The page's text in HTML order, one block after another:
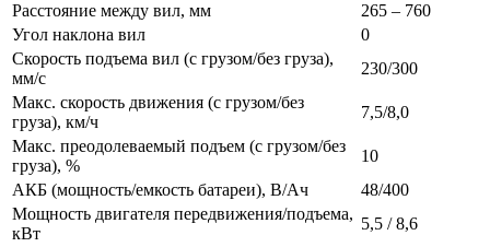
Расстояние между вил, мм
265 – 760
Угол наклона вил
0
Скорость подъема вил (с грузом/без груза),
мм/с
230/300
Макс. скорость движения (с грузом/без
груза), км/ч
7,5/8,0
Макс. преодолеваемый подъем (с грузом/без
груза), %
10
АКБ (мощность/емкость батареи), В/Ач
48/400
Мощность двигателя передвижения/подъема,
кВт
5,5 / 8,6